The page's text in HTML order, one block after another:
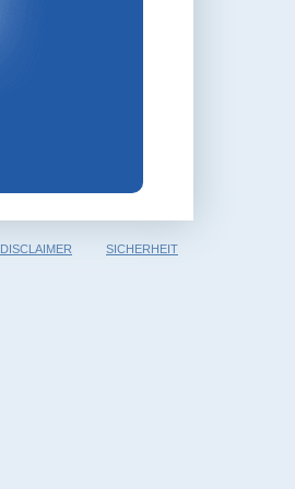
DISCLAIMER SICHERHEIT